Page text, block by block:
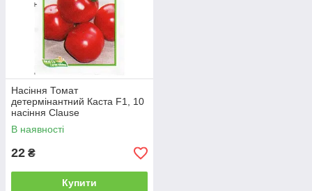
Насіння Томат
детермінантний Каста F1, 10
насіння Clause
В наявності
22 ₴
Купити